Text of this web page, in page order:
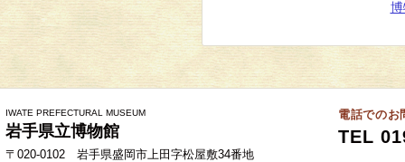
IWATE PREFECTURAL MUSEUM
岩手県立博物館
〒020-0102 岩手県盛岡市上田字松屋敷34番地
電話でのお
TEL